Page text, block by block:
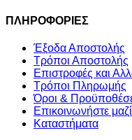
ΠΛΗΡΟΦΟΡΙΕΣ
Έξοδα Αποστολής
Τρόποι Αποστολής
Επιστροφές και
Τρόποι Πληρωμής
Όροι &
Επικοινωνήστε
Καταστήματα